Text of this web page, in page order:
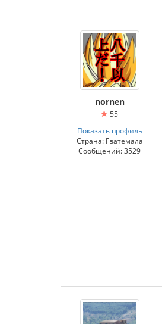
nornen
55
Показать профиль
Страна: Гватемала
Сообщений: 3529